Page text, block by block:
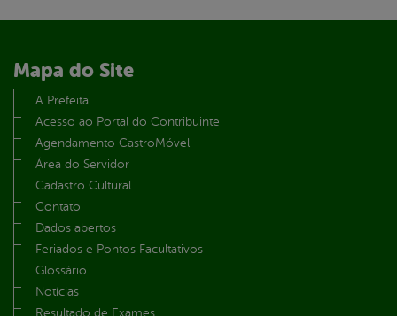
Mapa do Site
A Prefeita
Acesso ao Portal do Contribuinte
Agendamento CastroMóvel
Área do Servidor
Cadastro Cultural
Contato
Dados abertos
Feriados e Pontos Facultativos
Glossário
Notícias
Resultado de Exames